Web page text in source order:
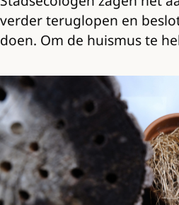
verder teruglopen en
doen. Om de huismus te